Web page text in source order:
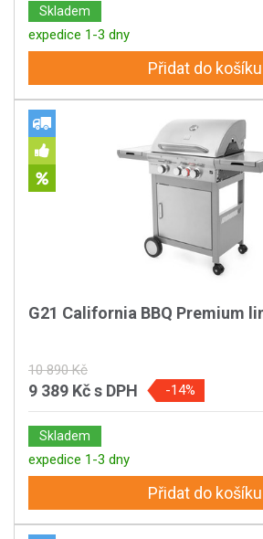
Skladem
expedice 1-3 dny
Přidat do košíku
G21 California BBQ Premium
10 890 Kč
9 389 Kčs DPH -14%
Skladem
expedice 1-3 dny
Přidat do košíku